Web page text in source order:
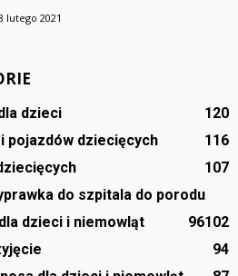
lutego 2021
dzieci
120
pojazdów dziecięcych
116
107
do szpitala do porodu
102
dzieci i niemowląt
96
94